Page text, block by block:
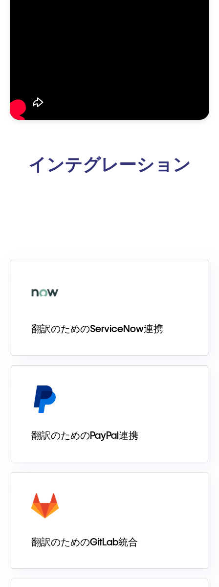
インテグレーション
翻訳のためのServiceNow連携
翻訳のためのPayPal連携
翻訳のためのGitLab統合